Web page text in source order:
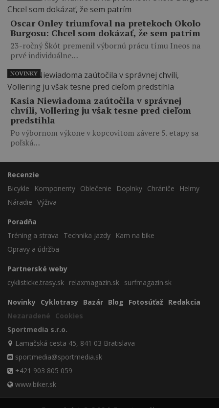
Oscar Onley triumfoval na pretekoch Okolo
Burgosu: Chcel som dokázať, že sem patrím
23-ročný Škót premenil výbornú prácu tímu Ineos na
prvé individuálne…
Kasia Niewiadoma zaútočila v správnej
chvíli, Vollering ju však tesne pred cieľom
predstihla
Po výbornom výkone v kopcovitom závere 5. etapy sa
poľská…
NOVINKY
Recenzie
Bicykle
Komponenty Oblečenie Doplnky Chrániče
Helmy
Náradie Výživa
Poradňa
Tréning a strava
Technika jazdy
Kam na bike
Opravy a údržba
Partnerské weby
cyklisticke.trasy.sk relaxmagazin.sk surfmagazin.sk
Novinky Cyklotrasy Bazár Blog Fotosúťaž Redakcia
Nezaradené
Cookies
Sportmedia s.r.o.
Lamačská cesta 45, 841 03 Bratislava
sportmedia@sportmedia.sk
+421 903 805 059
www.biker.sk